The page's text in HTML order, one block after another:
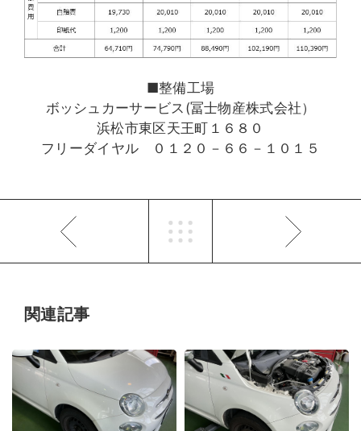
■整備工場
ボッシュカーサービス(冨士物産株式会社）
浜松市東区天王町１６８０
フリーダイヤル ０１２０－６６－１０１５
関連記事